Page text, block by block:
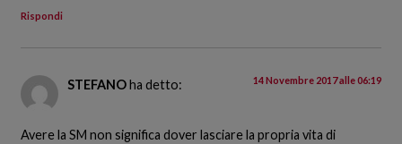
Rispondi
STEFANO ha detto: 14 Novembre 2017 alle 06:19
Avere la SM non significa dover lasciare la propria vita di